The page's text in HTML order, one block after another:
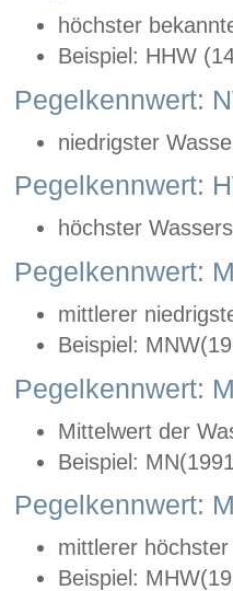
höchster
Beispiel: HHW
Pegelkennwert:
niedrigster
Pegelkennwert:
höchster
Pegelkennwert:
mittlerer
Beispiel:
Pegelkennwert:
Mittelwert der
Beispiel:
Pegelkennwert:
mittlerer
Beispiel: